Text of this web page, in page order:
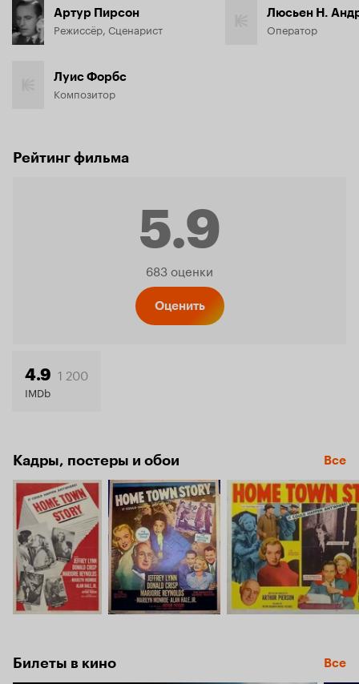
Артур Пирсон
Режиссёр, Сценарист
Луис Форбс
Композитор
Люсьен Н.
Оператор
Рейтинг фильма
5.9
Рейтинг
683 оценки
Оценить
4.9 1 200
IMDb
Кадры, постеры и обои Все
Билеты в кино Все